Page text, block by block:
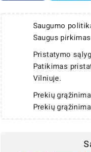
Saugumo
Saugus
Pristatymo
Patikimas
Vilniuje.
Prekių
Prekių